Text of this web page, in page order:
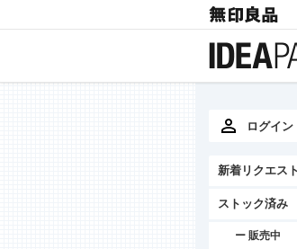
ログイン
新着リクエスト
ストック済み
ー 販売中